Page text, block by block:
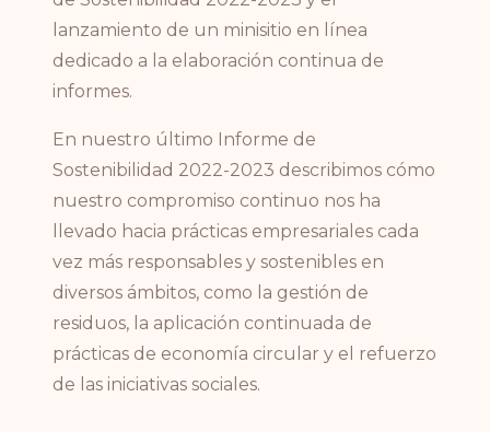
lanzamiento de un minisitio en línea
dedicado a la elaboración continua de
informes.
En nuestro último Informe de
Sostenibilidad 2022-2023 describimos cómo
nuestro compromiso continuo nos ha
llevado hacia prácticas empresariales cada
vez más responsables y sostenibles en
diversos ámbitos, como la gestión de
residuos, la aplicación continuada de
prácticas de economía circular y el refuerzo
de las iniciativas sociales.